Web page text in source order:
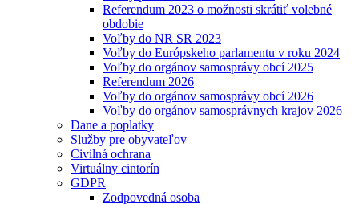
Referendum 2023 o možnosti skrátiť volebné
obdobie
Voľby do NR SR 2023
Voľby do Európskeho parlamentu v roku 2024
Voľby do orgánov samosprávy obcí 2025
Referendum 2026
Voľby do orgánov samosprávy obcí 2026
Voľby do orgánov samosprávnych krajov 2026
Dane a poplatky
Služby pre obyvateľov
Civilná ochrana
Virtuálny cintorín
GDPR
Zodpovedná osoba